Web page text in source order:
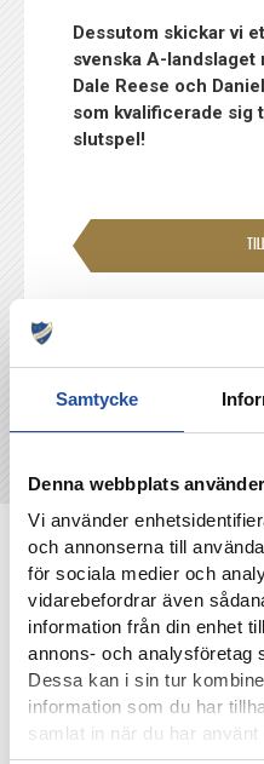
Samtycke
Denna webbplats
Vi använder
och annonserna till
för sociala medier och
vidarebefordrar även
information från din enhet
annons- och analysföretag
Dessa kan i sin tur
information som du har
samlat in när du har använt
Dessutom skickar vi
svenska A-landslaget
Dale Reese och
som kvalificerade sig
slutspel!
NYHETER